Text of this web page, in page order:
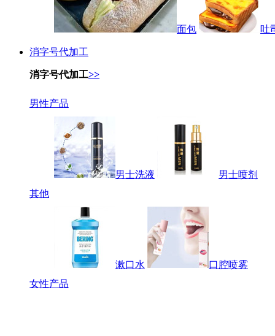
面包 吐
消字号代加工
消字号代加工>>
男性产品
男士洗液
男士喷剂
其他
漱口水
口腔喷雾
女性产品